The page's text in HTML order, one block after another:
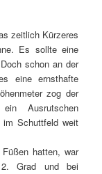
zeitlich Kürzeres
Es sollte eine
schon an der
eine ernsthafte
zog der
Ausrutschen
im Schuttfeld weit
hatten, war
Grad und bei